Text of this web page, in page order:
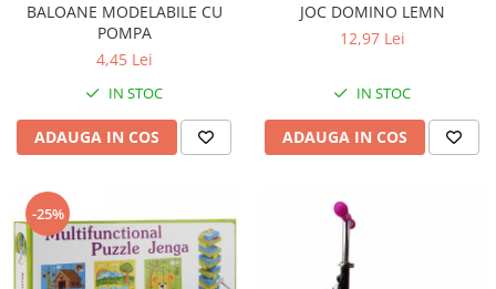
BALOANE MODELABILE CU
POMPA
4,45 Lei
IN STOC
ADAUGA IN COS
JOC DOMINO LEMN
12,97 Lei
IN STOC
ADAUGA IN COS
-25%